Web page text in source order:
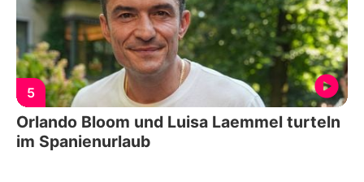
5
Orlando Bloom und Luisa Laemmel turteln
im Spanienurlaub